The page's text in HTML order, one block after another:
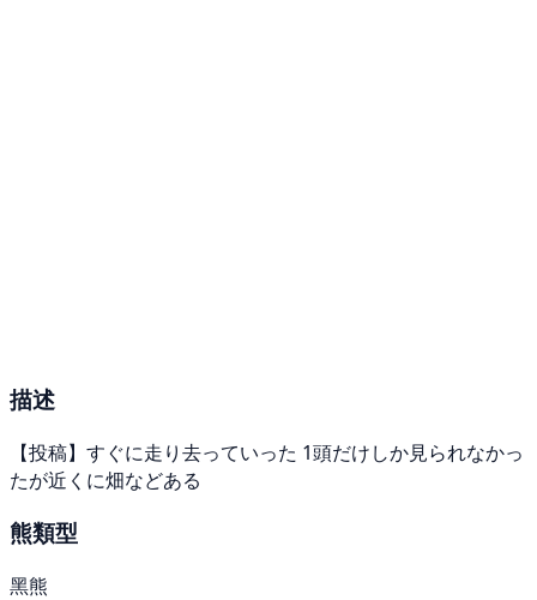
描述
【投稿】すぐに走り去っていった 1頭だけしか見られなかっ
たが近くに畑などある
熊類型
黑熊